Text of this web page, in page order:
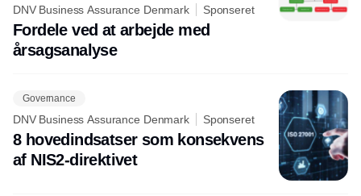
DNV Business Assurance Denmark Sponseret
Fordele ved at arbejde med
årsagsanalyse
Governance
DNV Business Assurance Denmark Sponseret
8 hovedindsatser som konsekvens
af NIS2-direktivet